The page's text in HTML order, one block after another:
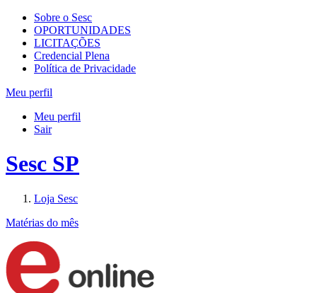
Sobre o Sesc
OPORTUNIDADES
LICITAÇÕES
Credencial Plena
Política de Privacidade
Meu perfil
Meu perfil
Sair
Sesc SP
Loja Sesc
Matérias do mês